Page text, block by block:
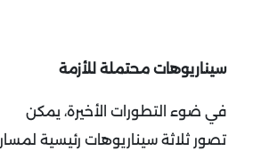
سيناريوهات محتملة للأزمة
في ضوء التطورات الأخيرة، يمكن
تصور ثلاثة سيناريوهات رئيسية لمسار